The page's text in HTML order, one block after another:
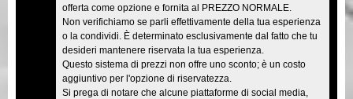
offerta come opzione e fornita al PREZZO NORMALE.
Non verifichiamo se parli effettivamente della tua esperienza
o la condividi. È determinato esclusivamente dal fatto che tu
desideri mantenere riservata la tua esperienza.
Questo sistema di prezzi non offre uno sconto; è un costo
aggiuntivo per l'opzione di riservatezza.
Si prega di notare che alcune piattaforme di social media,